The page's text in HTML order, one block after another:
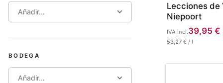
Añadir…
BODEGA
Añadir…
Lecciones de
Niepoort
39,95 €
IVA incl.
53,27€/ l